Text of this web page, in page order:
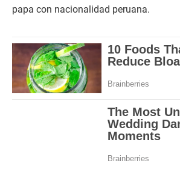
papa con nacionalidad peruana.